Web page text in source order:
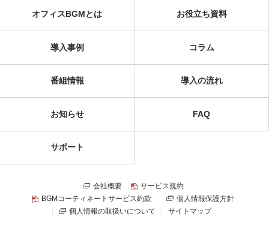
オフィスBGMとは お役立ち資料
導入事例 コラム
番組情報 導入の流れ
お知らせ FAQ
サポート
会社概要
サービス規約
BGMコーティネートサービス約款
個人情報保護方針
個人情報の取扱いについて
サイトマップ